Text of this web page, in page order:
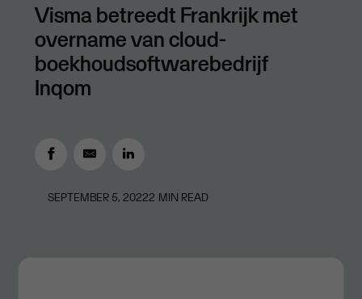
Visma betreedt Frankrijk met
overname van cloud-
boekhoudsoftwarebedrijf
Inqom
SEPTEMBER 5, 20222 MIN READ